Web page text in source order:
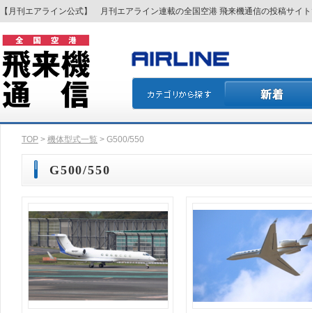
【月刊エアライン公式】 月刊エアライン連載の全国空港 飛来機通信の投稿サイ
TOP > 機体型式一覧 > G500/550
G500/550